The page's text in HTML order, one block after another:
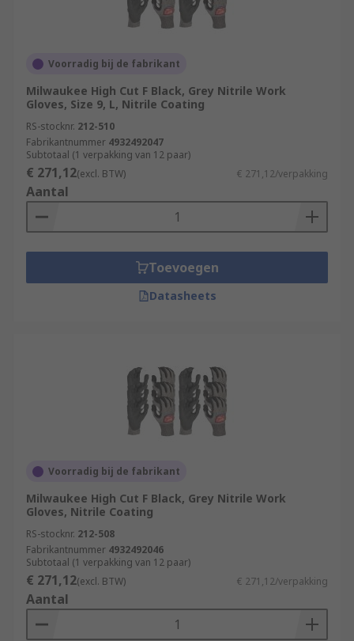
Voorradig bij de fabrikant
Milwaukee High Cut F Black, Grey Nitrile Work
Gloves, Size 9, L, Nitrile Coating
RS-stocknr. 212-510
Fabrikantnummer 4932492047
Subtotaal (1 verpakking van 12 paar)
€ 271,12(excl. BTW) € 271,12/verpakking
Aantal
Toevoegen
Datasheets
Voorradig bij de fabrikant
Milwaukee High Cut F Black, Grey Nitrile Work
Gloves, Nitrile Coating
RS-stocknr. 212-508
Fabrikantnummer 4932492046
Subtotaal (1 verpakking van 12 paar)
€ 271,12(excl. BTW) € 271,12/verpakking
Aantal